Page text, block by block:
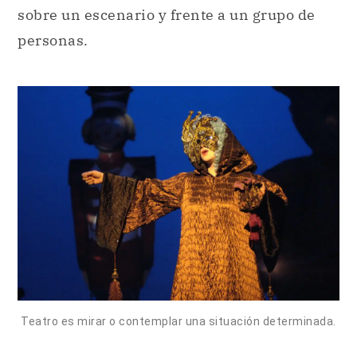
sobre un escenario y frente a un grupo de
personas.
Teatro es mirar o contemplar una situación determinada.